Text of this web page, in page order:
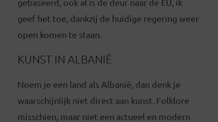
geef het toe, dankzij de huidige regering weer
open komen te staan.
KUNST IN ALBANIË
Noem je een land als Albanië, dan denk je
waarschijnlijk niet direct aan kunst. Folklore
misschien, maar niet een actueel en modern